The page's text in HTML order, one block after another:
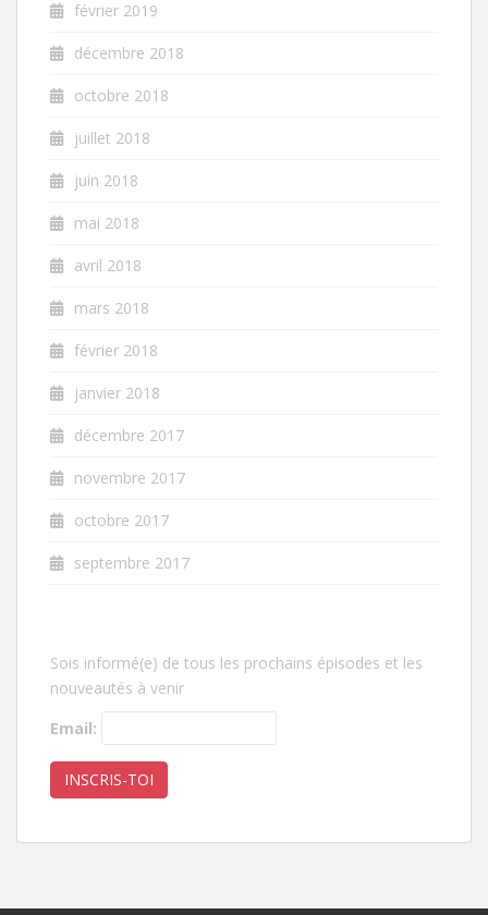
février 2019
décembre 2018
octobre 2018
juillet 2018
juin 2018
mai 2018
avril 2018
mars 2018
février 2018
janvier 2018
décembre 2017
novembre 2017
octobre 2017
septembre 2017
Sois informé(e) de tous les prochains épisodes et les
nouveautés à venir
Email: